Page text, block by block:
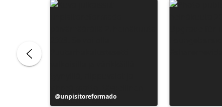
Julkaissut
unpisitoreformado